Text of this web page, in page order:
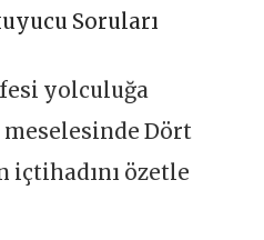
Soruları
yolculuğa
meselesinde Dört
içtihadını özetle